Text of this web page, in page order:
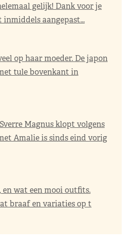
gelijk! Dank voor je
aangepast...
op haar moeder. De japon
tule bovenkant in
Magnus klopt volgens
Amalie is sinds eind vorig
en wat een mooi outfits.
braaf en variaties op t